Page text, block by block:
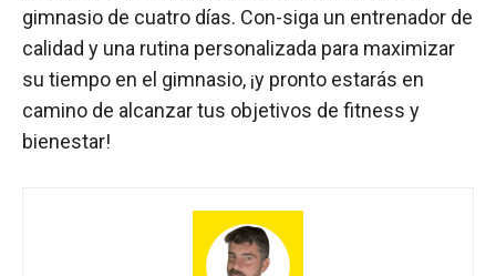
gimnasio de cuatro días. Con-siga un entrenador de
calidad y una rutina personalizada para maximizar
su tiempo en el gimnasio, ¡y pronto estarás en
camino de alcanzar tus objetivos de fitness y
bienestar!